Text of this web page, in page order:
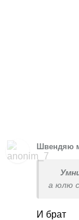
Швендяю
а юлю с
И брат